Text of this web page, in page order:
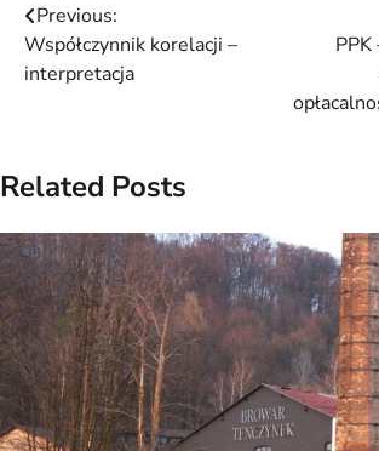
Nawigacja
wpisu
Previous:
Współczynnik korelacji –
interpretacja
PPK
Related Posts